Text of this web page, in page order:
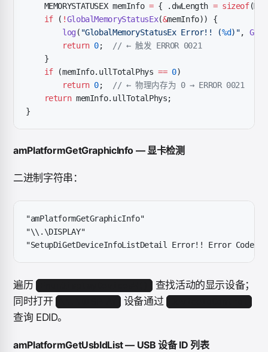
    MEMORYSTATUSEX memInfo
= { .dwLength = sizeof
    if
( !GlobalMemoryStatusEx(&memInfo)) {
        log
( "GlobalMemoryStatusEx Error!! (%d)",
        return
0;
  // ← 触发 ERROR 0021
    }
    if
(memInfo.ullTotalPhys == 0)
        return
0;
  // ← 物理内存为 0 → ERROR 0021
    return
memInfo.ullTotalPhys;
}
amPlatformGetGraphicInfo — 显卡检测
二进制字符串：
"amPlatformGetGraphicInfo"
"\\.\DISPLAY"
"SetupDiGetDeviceInfoListDetail Error!! Error Code
遍历
查找活动的显示设备；
同时打开
设备通过
查询 EDID。
amPlatformGetUsbIdList — USB 设备 ID 列表